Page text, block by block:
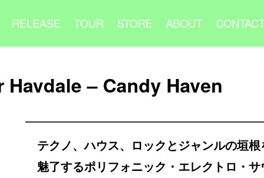
RELEASE TOUR STORE ABOUT
Havdale – Candy Haven
テクノ、ハウス、ロックとジャンルの垣
魅了するポリフォニック・エレクトロ・サ